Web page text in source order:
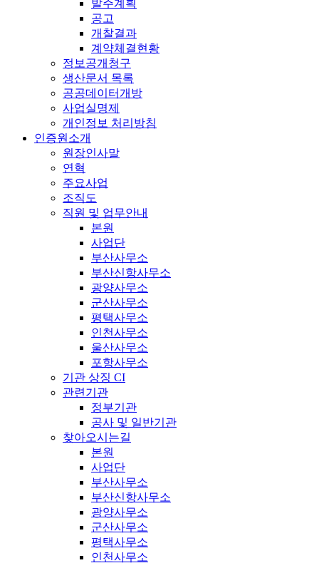
발주계획
공고
개찰결과
계약체결현황
정보공개청구
생산문서 목록
공공데이터개방
사업실명제
개인정보 처리방침
인증원소개
원장인사말
연혁
주요사업
조직도
직원 및 업무안내
본원
사업단
부산사무소
부산신항사무소
광양사무소
군산사무소
평택사무소
인천사무소
울산사무소
포항사무소
기관 상징 CI
관련기관
정부기관
공사 및 일반기관
찾아오시는길
본원
사업단
부산사무소
부산신항사무소
광양사무소
군산사무소
평택사무소
인천사무소